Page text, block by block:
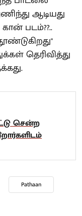
ஆடியது
படம்??..
தெரிவித்து
சென்ற
Pathaan